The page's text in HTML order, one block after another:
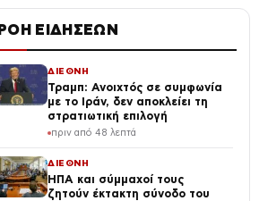
ΡΟΗ ΕΙΔΗΣΕΩΝ
ΔΙΕΘΝΗ
Τραμπ: Ανοιχτός σε συμφωνία
με το Ιράν, δεν αποκλείει τη
στρατιωτική επιλογή
πριν από 48 λεπτά
ΔΙΕΘΝΗ
ΗΠΑ και σύμμαχοί τους
ζητούν έκτακτη σύνοδο του